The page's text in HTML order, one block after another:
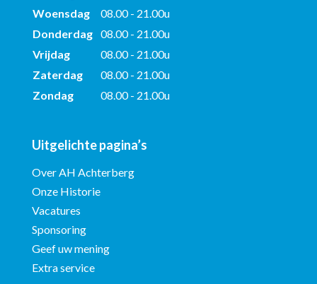
Woensdag
08.00 - 21.00u
Donderdag 08.00 - 21.00u
Vrijdag
08.00 - 21.00u
Zaterdag
08.00 - 21.00u
Zondag
08.00 - 21.00u
Uitgelichte pagina’s
Over AH Achterberg
Onze Historie
Vacatures
Sponsoring
Geef uw mening
Extra service